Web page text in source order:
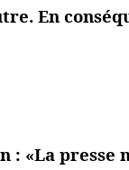
En
: «La